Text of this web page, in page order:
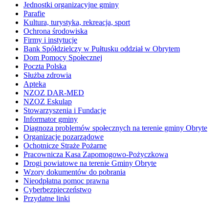
Jednostki organizacyjne gminy
Parafie
Kultura, turystyka, rekreacja, sport
Ochrona środowiska
Firmy i instytucje
Bank Spółdzielczy w Pułtusku oddział w Obrytem
Dom Pomocy Społecznej
Poczta Polska
Służba zdrowia
Apteka
NZOZ DAR-MED
NZOZ Eskulap
Stowarzyszenia i Fundacje
Informator gminy
Diagnoza problemów społecznych na terenie gminy Obryte
Organizacje pozarządowe
Ochotnicze Straże Pożarne
Pracownicza Kasa Zapomogowo-Pożyczkowa
Drogi powiatowe na terenie Gminy Obryte
Wzory dokumentów do pobrania
Nieodpłatna pomoc prawna
Cyberbezpieczeństwo
Przydatne linki